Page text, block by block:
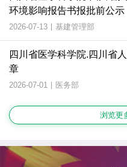
环境影响报告书报批前公示
2026-07-13 | 基建管理部
四川省医学科学院.四川省
章
2026-07-01 | 医务部
浏览更